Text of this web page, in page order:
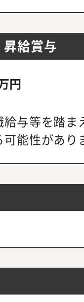
給賞与
円
与等を踏ま
能性があり